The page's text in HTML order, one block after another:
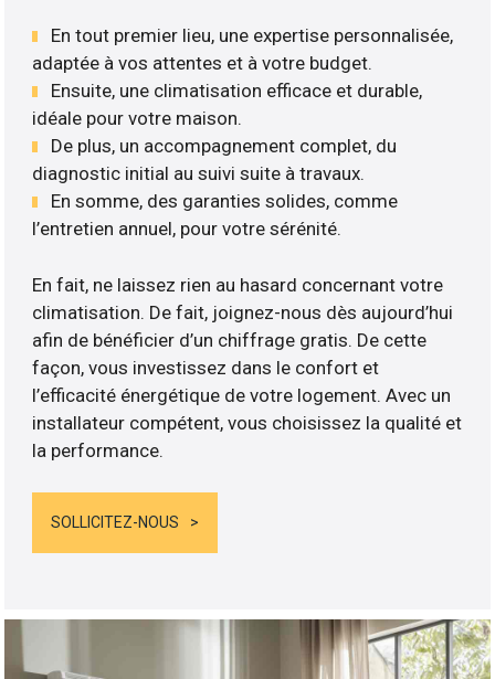
En tout premier lieu, une expertise personnalisée,
adaptée à vos attentes et à votre budget.
Ensuite, une climatisation efficace et durable,
idéale pour votre maison.
De plus, un accompagnement complet, du
diagnostic initial au suivi suite à travaux.
En somme, des garanties solides, comme
l’entretien annuel, pour votre sérénité.
En fait, ne laissez rien au hasard concernant votre
climatisation. De fait, joignez-nous dès aujourd’hui
afin de bénéficier d’un chiffrage gratis. De cette
façon, vous investissez dans le confort et
l’efficacité énergétique de votre logement. Avec un
installateur compétent, vous choisissez la qualité et
la performance.
SOLLICITEZ-NOUS